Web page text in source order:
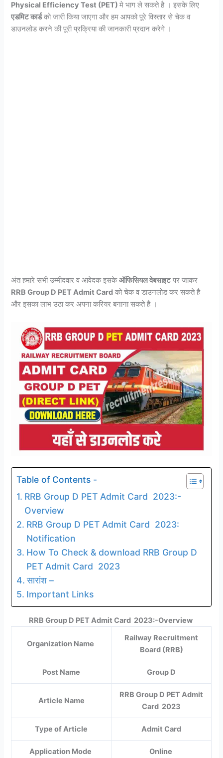
Physical Efficiency Test (PET)मे भाग ले सकते है । इसके लिए
एडमिट कार्डको जारी किया जाएगा और हम आपको पूरे विस्तार से चेक व
डाउनलोड करने की पूरी प्रक्रिया की जानकारी प्रदान करेगे ।
अंत हमारे सभी उम्मीदवार व आवेदक इसकेऑफिसियल वेबसाइटपर जाकर
RRB Group D PET Admit Card को चेक व डाउनलोड कर सकते है
और इसका लाभ उठा कर अपना करियर बनाना सकते है ।
Table of Contents -
RRB Group D PET Admit Card 2023:-
Overview
RRB Group D PET Admit Card 2023:
Notification
How To Check & download RRB Group D
PET Admit Card 2023
सारांश –
Important Links
RRB Group D PET Admit Card 2023:-Overview
Organization Name
Railway Recruitment
Board (RRB)
Post Name Group D
Article Name
RRB Group D PET Admit
Card 2023
Type of Article Admit Card
Application Mode Online